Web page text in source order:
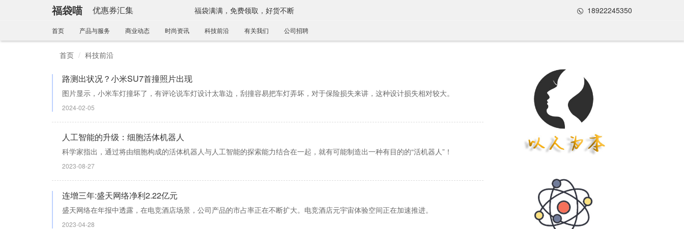
福袋喵 优惠券汇集 福袋满满，免费领取，好货不断 18922245350
首页 产品与服务 商业动态 时尚资讯 科技前沿 有关我们 公司招聘
首页 科技前沿
路测出状况？小米SU7首撞照片出现
图片显示，小米车灯撞坏了，有评论说车灯设计太靠边，刮撞容易把车灯弄坏，对于保险损失来讲，这种设计损失相对较大。
2024-02-05
人工智能的升级：细胞活体机器人
科学家指出，通过将由细胞构成的活体机器人与人工智能的探索能力结合在一起，就有可能制造出一种有目的的“活机器人”！
2023-08-27
连增三年:盛天网络净利2.22亿元
盛天网络在年报中透露，在电竞酒店场景，公司产品的市占率正在不断扩大。电竞酒店元宇宙体验空间正在加速推进。
2023-04-28